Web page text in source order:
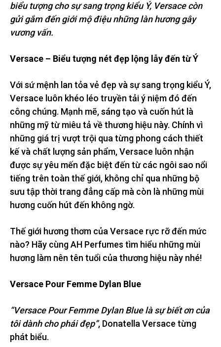
biểu tượng cho sự sang trọng kiểu Ý, Versace còn
gửi gắm đến giới mộ điệu những làn hương gây
vương vấn.
Versace – Biểu tượng nét đẹp lộng lẫy đến từ Ý
Với sứ mệnh lan tỏa vẻ đẹp và sự sang trọng kiểu Ý,
Versace luôn khéo léo truyền tải ý niệm đó đến
công chúng. Mạnh mẽ, sáng tạo và cuốn hút là
những mỹ từ miêu tả về thương hiệu này. Chính vì
những giá trị vượt trội qua từng phong cách thiết
kế và chất lượng sản phẩm, Versace luôn nhận
được sự yêu mến đặc biệt đến từ các ngôi sao nổi
tiếng trên toàn thế giới, không chỉ qua những bộ
sưu tập thời trang đẳng cấp mà còn là những mùi
hương cuốn hút đến không ngờ.
Thế giới hương thơm của Versace rực rỡ đến mức
nào? Hãy cùng AH Perfumes tìm hiểu những mùi
hương làm nên tên tuổi của thương hiệu này nhé!
Versace Pour Femme Dylan Blue
“Versace Pour Femme Dylan Blue là sự biết ơn của
tôi dành cho phái đẹp”, Donatella Versace từng
phát biểu.